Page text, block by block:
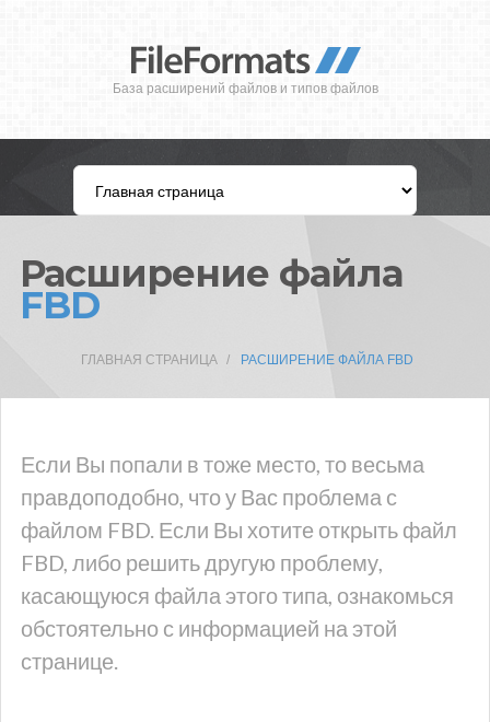
База расширений файлов и типов файлов
Расширение файла
FBD
ГЛАВНАЯ СТРАНИЦА РАСШИРЕНИЕ ФАЙЛА FBD
Если Вы попали в тоже место, то весьма
правдоподобно, что у Вас проблема с
файлом FBD. Если Вы хотите открыть файл
FBD, либо решить другую проблему,
касающуюся файла этого типа, ознакомься
обстоятельно с информацией на этой
странице.